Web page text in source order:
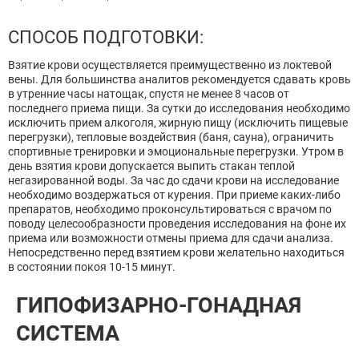
СПОСОБ ПОДГОТОВКИ:
Взятие крови осуществляется преимущественно из локтевой
вены. Для большинства аналитов рекомендуется сдавать кровь
в утренние часы натощак, спустя не менее 8 часов от
последнего приема пищи. За сутки до исследования необходимо
исключить прием алкоголя, жирную пищу (исключить пищевые
перегрузки), тепловые воздействия (баня, сауна), ограничить
спортивные тренировки и эмоциональные перегрузки. Утром в
день взятия крови допускается выпить стакан теплой
негазированной воды. За час до сдачи крови на исследование
необходимо воздержаться от курения. При приеме каких-либо
препаратов, необходимо проконсультироваться с врачом по
поводу целесообразности проведения исследования на фоне их
приема или возможности отмены приема для сдачи анализа.
Непосредственно перед взятием крови желательно находиться
в состоянии покоя 10-15 минут.
ГИПОФИЗАРНО-ГОНАДНАЯ
СИСТЕМА